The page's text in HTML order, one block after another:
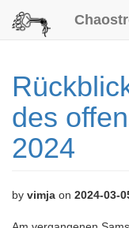
des
2024
by vimja on 2024-03-